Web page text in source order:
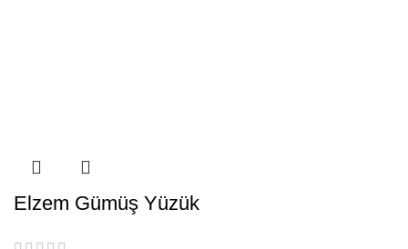
Elzem Gümüş Yüzük